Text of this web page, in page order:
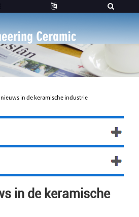
in de keramische industrie
in de keramische